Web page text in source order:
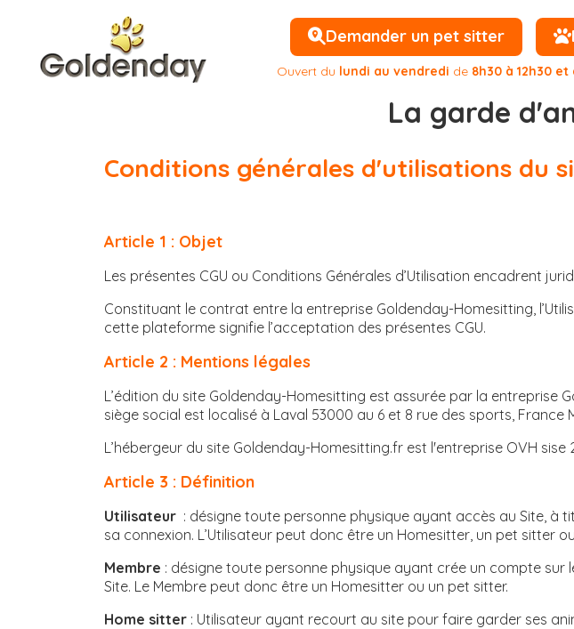
Demander un pet sitter
Ouvert du lundi au vendredi de 8h30 à 12h30 et
La garde
Conditions générales d'utilisations du
Article 1 : Objet
Les présentes CGU ou Conditions Générales d’Utilisation encadrent
Constituant le contrat entre la entreprise Goldenday-Homesitting,
cette plateforme signifie l’acceptation des présentes CGU.
Article 2 : Mentions légales
L’édition du site Goldenday-Homesitting est assurée par la entreprise
siège social est localisé à Laval 53000 au 6 et 8 rue des sports, France
L’hébergeur du site Goldenday-Homesitting.fr est l'entreprise OVH sise
Article 3 : Définition
Utilisateur : désigne toute personne physique ayant accès au Site, à
sa connexion. L’Utilisateur peut donc être un Homesitter, un pet sitter
Membre : désigne toute personne physique ayant crée un compte
Site. Le Membre peut donc être un Homesitter ou un pet sitter.
Home sitter : Utilisateur ayant recourt au site pour faire garder ses